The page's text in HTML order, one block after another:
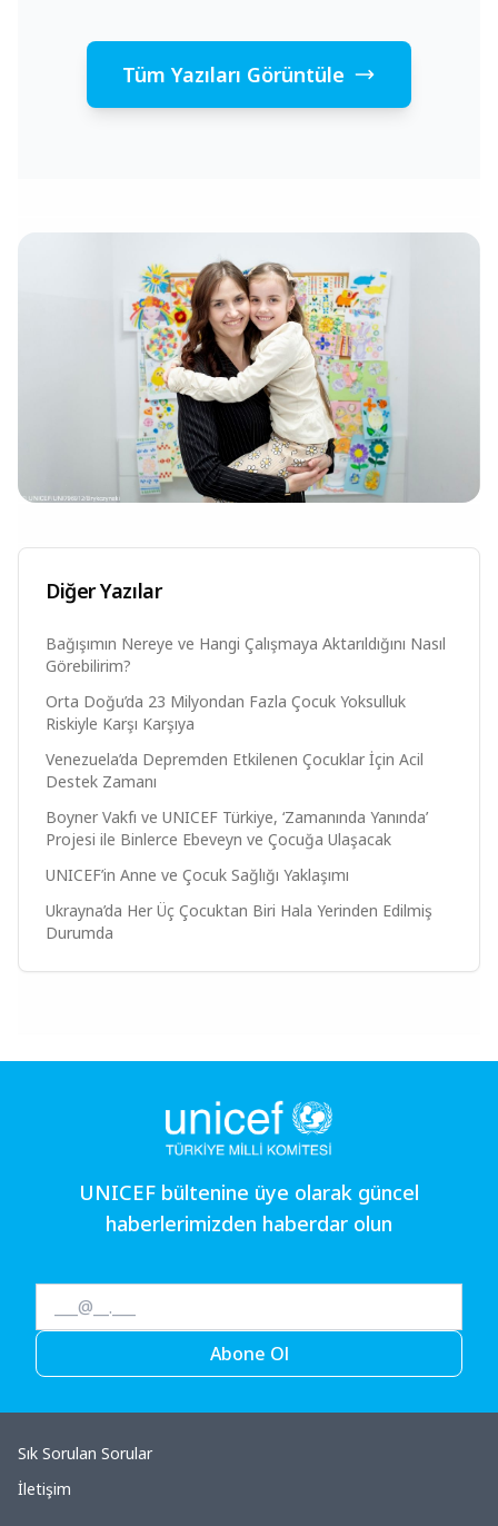
Diğer Yazılar
Bağışımın Nereye ve Hangi Çalışmaya Aktarıldığını Nasıl
Görebilirim?
Orta Doğu’da 23 Milyondan Fazla Çocuk Yoksulluk
Riskiyle Karşı Karşıya
Venezuela’da Depremden Etkilenen Çocuklar İçin Acil
Destek Zamanı
Boyner Vakfı ve UNICEF Türkiye, ‘Zamanında Yanında’
Projesi ile Binlerce Ebeveyn ve Çocuğa Ulaşacak
UNICEF’in Anne ve Çocuk Sağlığı Yaklaşımı
Ukrayna’da Her Üç Çocuktan Biri Hala Yerinden Edilmiş
Durumda
Tüm Yazıları Görüntüle
UNICEF bültenine üye olarak güncel
haberlerimizden haberdar olun
Abone Ol
Sık Sorulan Sorular
İletişim